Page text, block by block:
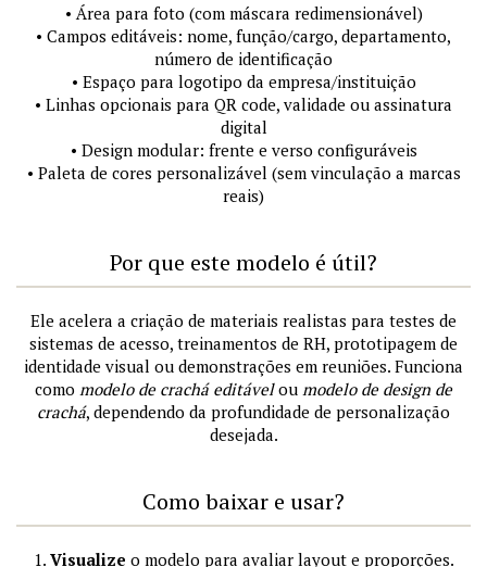
• Área para foto (com máscara redimensionável)
• Campos editáveis: nome, função/cargo, departamento,
número de identificação
• Espaço para logotipo da empresa/instituição
• Linhas opcionais para QR code, validade ou assinatura
digital
• Design modular: frente e verso configuráveis
• Paleta de cores personalizável (sem vinculação a marcas
reais)
Por que este modelo é útil?
Ele acelera a criação de materiais realistas para testes de
sistemas de acesso, treinamentos de RH, prototipagem de
identidade visual ou demonstrações em reuniões. Funciona
como modelo de crachá editávelou modelo de design de
crachá, dependendo da profundidade de personalização
desejada.
Como baixar e usar?
1. Visualize o modelo para avaliar layout e proporções.